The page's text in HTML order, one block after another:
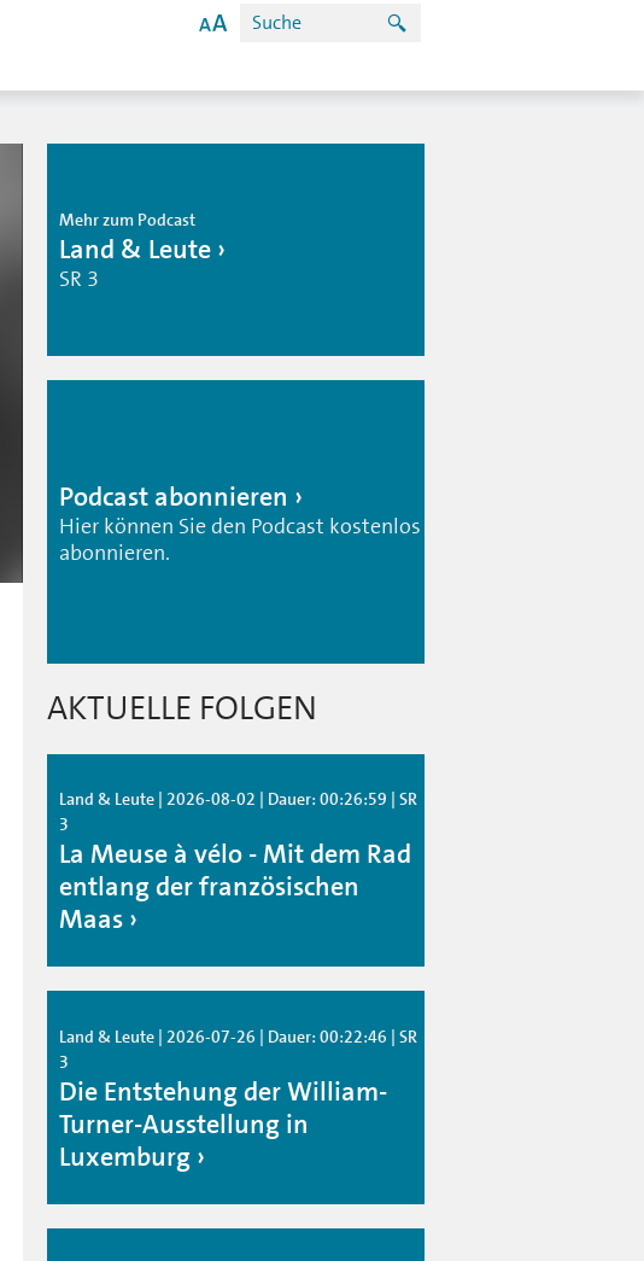
Mehr zum Podcast
Land & Leute
SR 3
Podcast abonnieren
Hier können Sie den Podcast kostenlos
abonnieren.
AKTUELLE FOLGEN
Land & Leute | 2026-08-02 | Dauer: 00:26:59 | SR
3
La Meuse à vélo - Mit dem Rad
entlang der französischen
Maas
Land & Leute | 2026-07-26 | Dauer: 00:22:46 | SR
3
Die Entstehung der William-
Turner-Ausstellung in
Luxemburg